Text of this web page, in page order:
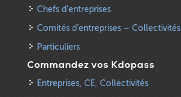
Chefs d’entreprises
Comités d’entreprises – Collectivités
Particuliers
Commandez vos Kdopass
Entreprises, CE, Collectivités